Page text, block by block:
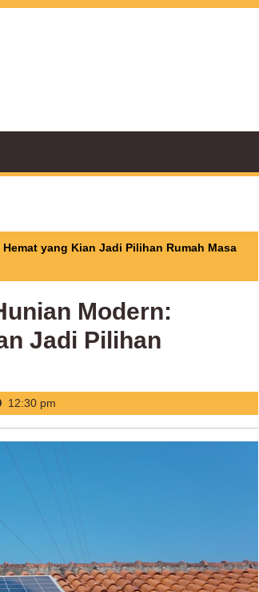
yang Kian Jadi Pilihan Rumah Masa
Modern:
Jadi Pilihan
12:30 pm